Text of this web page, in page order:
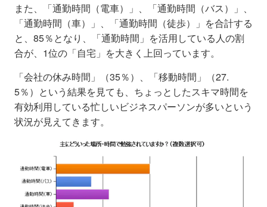
また、「通勤時間（電車）」、「通勤時間（バス）」、
「通勤時間（車）」、「通勤時間（徒歩）」を合計する
と、85％となり、「通勤時間」を活用している人の割
合が、1位の「自宅」を大きく上回っています。
「会社の休み時間」（35％）、「移動時間」（27.
5％）という結果を見ても、ちょっとしたスキマ時間を
有効利用している忙しいビジネスパーソンが多いという
状況が見えてきます。